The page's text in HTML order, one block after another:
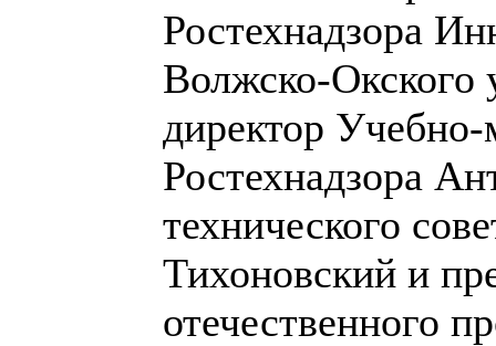
Ростехнадзора
Волжско-Окского
директор Учебно-
Ростехнадзора
технического
Тихоновский и
отечественного